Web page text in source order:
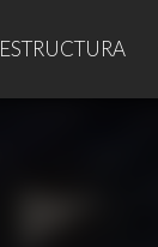
ESTRUCTURA